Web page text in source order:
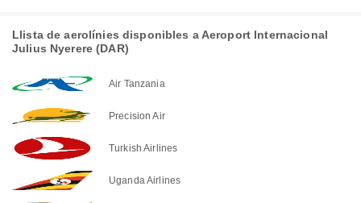
Llista de aerolínies disponibles a Aeroport Internacional
Julius Nyerere (DAR)
Air Tanzania
Precision Air
Turkish Airlines
Uganda Airlines